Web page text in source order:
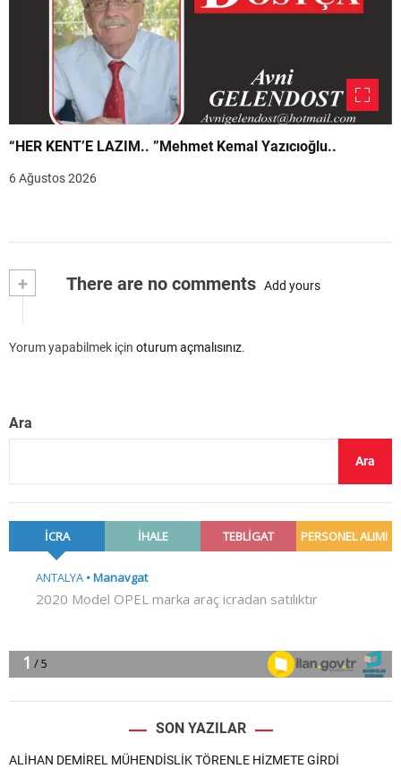
“HER KENT’E LAZIM.. ”Mehmet Kemal Yazıcıoğlu..
6 Ağustos 2026
+ There are no comments Add yours
Yorum yapabilmek için oturum açmalısınız.
Ara
Ara
SON YAZILAR
ALİHAN DEMİREL MÜHENDİSLİK TÖRENLE HİZMETE GİRDİ